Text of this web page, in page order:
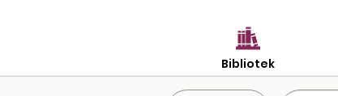
Bibliotek